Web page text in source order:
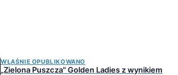
WŁAŚNIE OPUBLIKOWANO
„Zielona Puszcza" Golden Ladies z wynikiem